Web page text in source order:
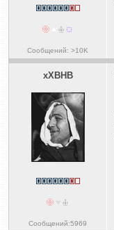
Сообщений: >10K
xXBHB
Сообщений:5969